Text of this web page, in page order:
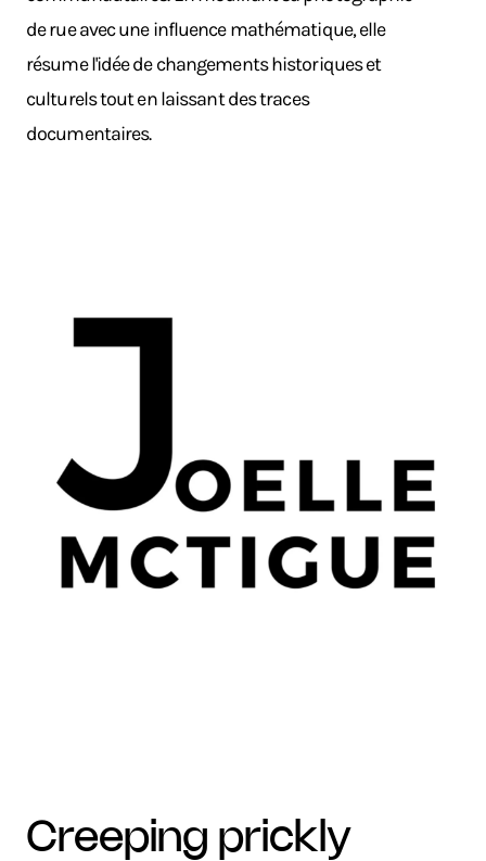
de rue avec une influence mathématique, elle
résume l'idée de changements historiques et
culturels tout en laissant des traces
documentaires.
creeping prickly